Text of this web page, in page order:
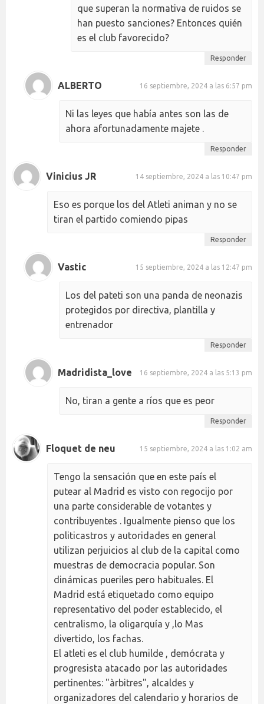
que superan la normativa de ruidos se
han puesto sanciones? Entonces quién
es el club favorecido?
Responder
ALBERTO 16 septiembre, 2024 a las 6:57 pm
Ni las leyes que había antes son las de
ahora afortunadamente majete .
Responder
Vinicius JR 14 septiembre, 2024 a las 10:47 pm
Eso es porque los del Atleti animan y no se
tiran el partido comiendo pipas
Responder
Vastic 15 septiembre, 2024 a las 12:47 pm
Los del pateti son una panda de neonazis
protegidos por directiva, plantilla y
entrenador
Responder
Madridista_love 16 septiembre, 2024 a las 5:13 pm
No, tiran a gente a ríos que es peor
Responder
Floquet de neu 15 septiembre, 2024 a las 1:02 am
Tengo la sensación que en este país el
putear al Madrid es visto con regocijo por
una parte considerable de votantes y
contribuyentes . Igualmente pienso que los
politicastros y autoridades en general
utilizan perjuicios al club de la capital como
muestras de democracia popular. Son
dinámicas pueriles pero habituales. El
Madrid está etiquetado como equipo
representativo del poder establecido, el
centralismo, la oligarquía y ,lo Mas
divertido, los fachas.
El atleti es el club humilde , demócrata y
progresista atacado por las autoridades
pertinentes: "àrbitres", alcaldes y
organizadores del calendario y horarios de